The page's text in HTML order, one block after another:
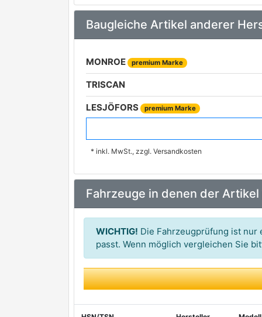
Baugleiche Artikel anderer
MONROE premium Marke
TRISCAN
LESJÖFORS premium Marke
MUBEA
ROC
* inkl. MwSt., zzgl. Versandkosten
Fahrzeuge in denen der
WICHTIG! Die Fahrzeugprüfung ist nur
passt. Wenn möglich vergleichen Sie